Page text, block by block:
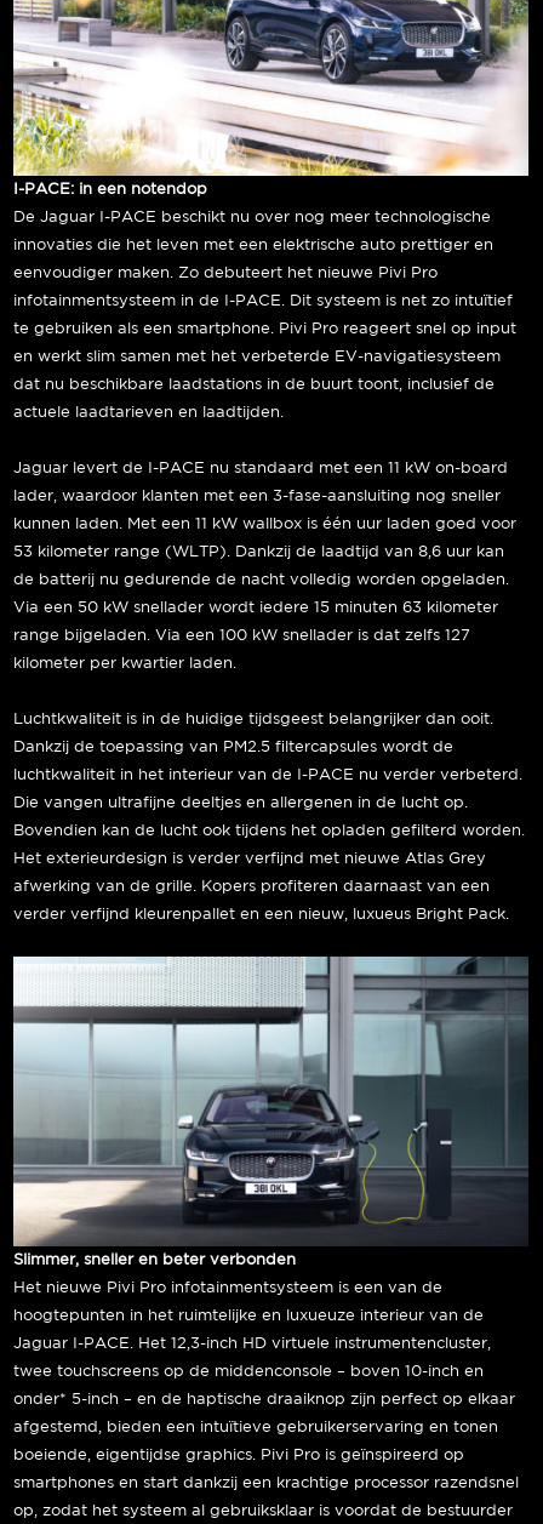
I-PACE: in een notendop
De Jaguar I-PACE beschikt nu over nog meer technologische
innovaties die het leven met een elektrische auto prettiger en
eenvoudiger maken. Zo debuteert het nieuwe Pivi Pro
infotainmentsysteem in de I-PACE. Dit systeem is net zo intuïtief
te gebruiken als een smartphone. Pivi Pro reageert snel op input
en werkt slim samen met het verbeterde EV-navigatiesysteem
dat nu beschikbare laadstations in de buurt toont, inclusief de
actuele laadtarieven en laadtijden.
Jaguar levert de I-PACE nu standaard met een 11 kW on-board
lader, waardoor klanten met een 3-fase-aansluiting nog sneller
kunnen laden. Met een 11 kW wallbox is één uur laden goed voor
53 kilometer range (WLTP). Dankzij de laadtijd van 8,6 uur kan
de batterij nu gedurende de nacht volledig worden opgeladen.
Via een 50 kW snellader wordt iedere 15 minuten 63 kilometer
range bijgeladen. Via een 100 kW snellader is dat zelfs 127
kilometer per kwartier laden.
Luchtkwaliteit is in de huidige tijdsgeest belangrijker dan ooit.
Dankzij de toepassing van PM2.5 filtercapsules wordt de
luchtkwaliteit in het interieur van de I-PACE nu verder verbeterd.
Die vangen ultrafijne deeltjes en allergenen in de lucht op.
Bovendien kan de lucht ook tijdens het opladen gefilterd worden.
Het exterieurdesign is verder verfijnd met nieuwe Atlas Grey
afwerking van de grille. Kopers profiteren daarnaast van een
verder verfijnd kleurenpallet en een nieuw, luxueus Bright Pack.
Slimmer, sneller en beter verbonden
Het nieuwe Pivi Pro infotainmentsysteem is een van de
hoogtepunten in het ruimtelijke en luxueuze interieur van de
Jaguar I-PACE. Het 12,3-inch HD virtuele instrumentencluster,
twee touchscreens op de middenconsole – boven 10-inch en
onder* 5-inch – en de haptische draaiknop zijn perfect op elkaar
afgestemd, bieden een intuïtieve gebruikerservaring en tonen
boeiende, eigentijdse graphics. Pivi Pro is geïnspireerd op
smartphones en start dankzij een krachtige processor razendsnel
op, zodat het systeem al gebruiksklaar is voordat de bestuurder